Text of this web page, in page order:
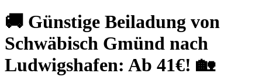
🚚 Günstige Beiladung von
Schwäbisch Gmünd nach
Ludwigshafen: Ab 41€! 🏡